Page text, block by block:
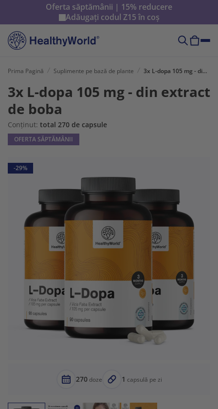
Oferta săptămânii | 15% reducere
Adăugați codul Z15în coș
Prima Pagină Suplimente pe bază de plante 3x L-dopa 105 mg - din extract de boba
3x L-dopa 105 mg - din extract
de boba
Conținut: total 270 de capsule
OFERTA SĂPTĂMÂNII
-29%
270doze 1 capsulă pe zi